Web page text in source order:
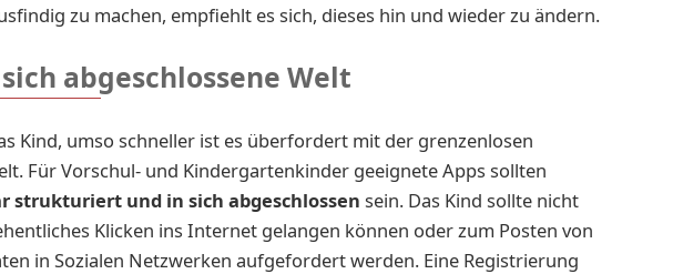
zu machen, empfiehlt es sich, dieses hin und wieder zu ändern.
abgeschlossene Welt
Kind, umso schneller ist es überfordert mit der grenzenlosen
Für Vorschul- und Kindergartenkinder geeignete Apps sollten
strukturiert und in sich abgeschlossen sein. Das Kind sollte nicht
Klicken ins Internet gelangen können oder zum Posten von
in Sozialen Netzwerken aufgefordert werden. Eine Registrierung